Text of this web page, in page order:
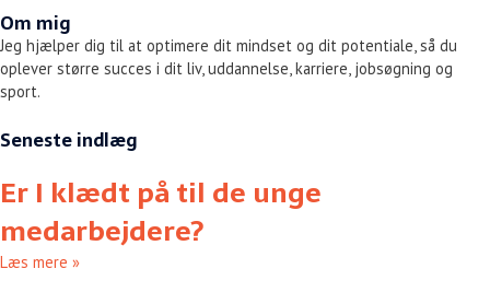
Om mig
Jeg hjælper dig til at optimere dit mindset og dit potentiale, så du
oplever større succes i dit liv, uddannelse, karriere, jobsøgning og
sport.
Seneste indlæg
Er I klædt på til de unge
medarbejdere?
Læs mere »